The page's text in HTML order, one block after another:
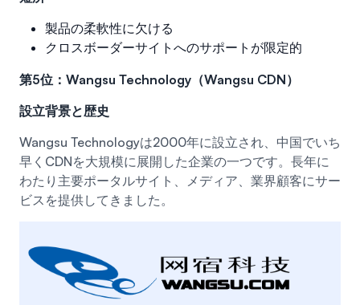
製品の柔軟性に欠ける
クロスボーダーサイトへのサポートが限定的
第5位：Wangsu Technology（Wangsu CDN）
設立背景と歴史
Wangsu Technologyは2000年に設立され、中国でいち
早くCDNを大規模に展開した企業の一つです。長年に
わたり主要ポータルサイト、メディア、業界顧客にサー
ビスを提供してきました。